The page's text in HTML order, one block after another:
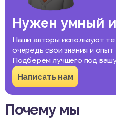
Нужен умный
Наши авторы используют
очередь свои знания и опыт
Подберем лучшего под
Написать нам
Почему мы